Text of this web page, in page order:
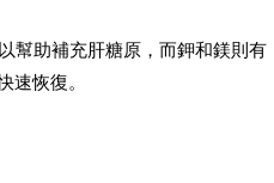
幫助補充肝糖原，而鉀和鎂則有
速恢復。